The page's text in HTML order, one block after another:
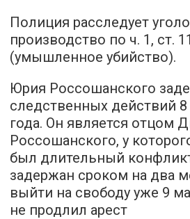
Полиция расследует
производство по ч. 1, ст.
(умышленное убийство).
Юрия Россошанского
следственных действий 8
года. Он является отцом
Россошанского, у
был длительный
задержан сроком на два
выйти на свободу уже 9
не продлил арест